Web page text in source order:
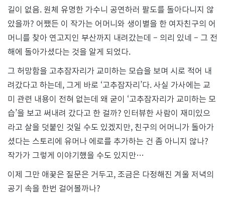
길이 없음. 원체 유명한 가수니 공연하러 팔도를 돌아다니지 않
았을까? 어쨌든 이 작가는 어머니와 생이별을 한 여자친구의 어
머니를 찾아 연고지인 부산까지 내려갔는데 – 의리 있네 – 그 전
해에 돌아가셨다는 것을 알게 되었다.
그 허망함을 고추잠자리가 교미하는 모습을 보며 시로 적어 내
려갔다고 하는데, 그게 바로 ‘고추잠자리’다. 사실 가사에는 교
미 관련 내용이 전혀 없는데 왜 굳이 ‘고추잠자리가 교미하는 모
습’을 보고 써내려 갔다고 한 걸까? 인터뷰한 사람이 재미있으
라고 살을 덧붙인 것일 수도 있겠지만, 친구의 어머니가 돌아가
셨다는 스토리에 유머나 에로를 추가하는 건 좀 아니지 않나?
작가가 그렇게 이야기했을 수도 있지만…
이제 그만 애꿎은 질문은 거두고, 조금은 다정해진 겨울 저녁의
공기 속을 한번 걸어볼까나?